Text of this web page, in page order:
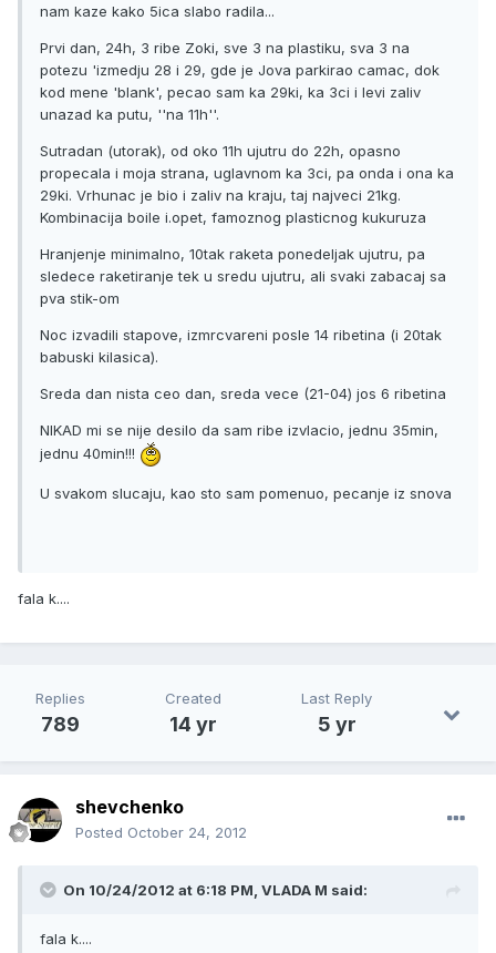
nam kaze kako 5ica slabo radila...
Prvi dan, 24h, 3 ribe Zoki, sve 3 na plastiku, sva 3 na
potezu 'izmedju 28 i 29, gde je Jova parkirao camac, dok
kod mene 'blank', pecao sam ka 29ki, ka 3ci i levi zaliv
unazad ka putu, ''na 11h''.
Sutradan (utorak), od oko 11h ujutru do 22h, opasno
propecala i moja strana, uglavnom ka 3ci, pa onda i ona ka
29ki. Vrhunac je bio i zaliv na kraju, taj najveci 21kg.
Kombinacija boile i.opet, famoznog plasticnog kukuruza
Hranjenje minimalno, 10tak raketa ponedeljak ujutru, pa
sledece raketiranje tek u sredu ujutru, ali svaki zabacaj sa
pva stik-om
Noc izvadili stapove, izmrcvareni posle 14 ribetina (i 20tak
babuski kilasica).
Sreda dan nista ceo dan, sreda vece (21-04) jos 6 ribetina
NIKAD mi se nije desilo da sam ribe izvlacio, jednu 35min,
jednu 40min!!!
U svakom slucaju, kao sto sam pomenuo, pecanje iz snova
fala k....
Replies
789
Created
14 yr
Last Reply
5 yr
shevchenko
Posted October 24, 2012
On 10/24/2012 at 6:18 PM, VLADA M said:
fala k....